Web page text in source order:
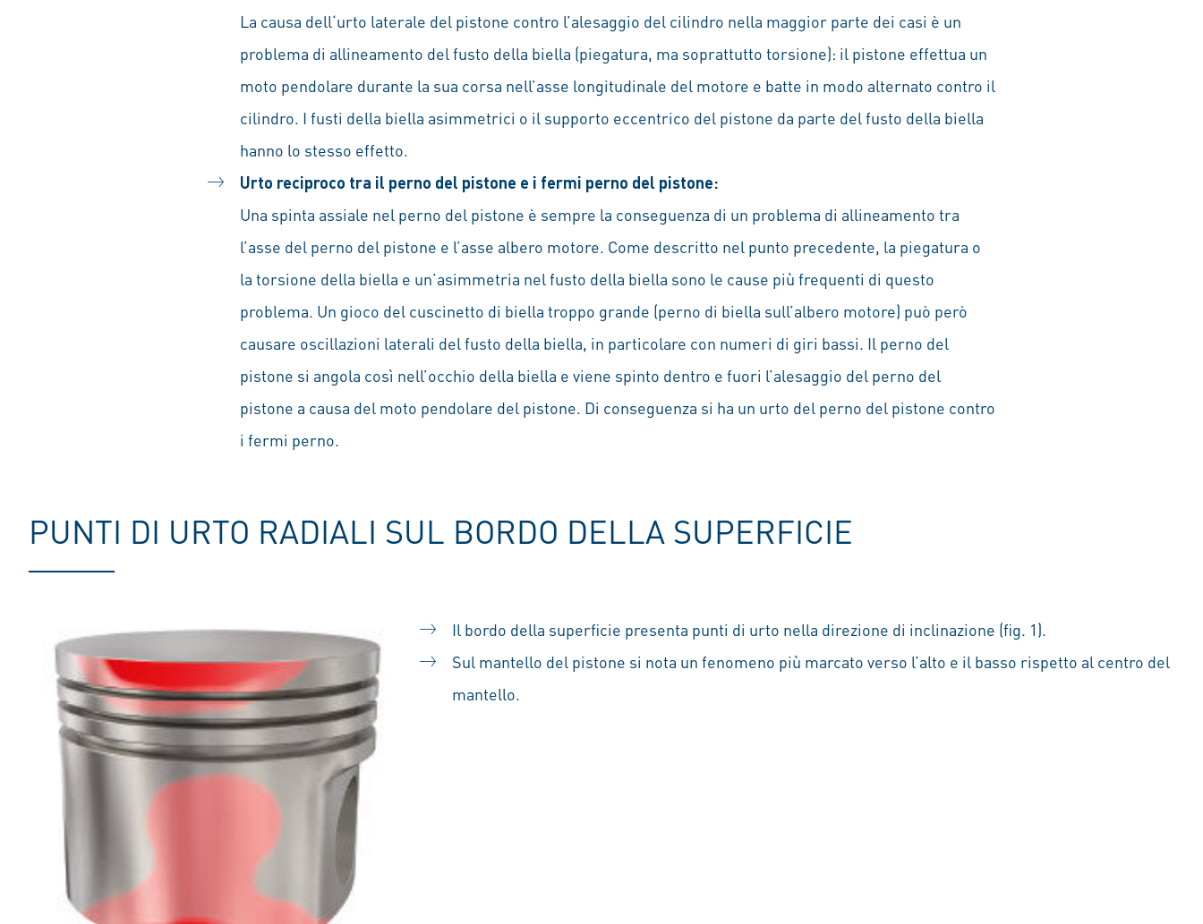
La causa dell‘urto laterale del pistone contro l’alesaggio del cilindro nella maggior parte dei casi è un
problema di allineamento del fusto della biella (piegatura, ma soprattutto torsione): il pistone effettua un
moto pendolare durante la sua corsa nell’asse longitudinale del motore e batte in modo alternato contro il
cilindro. I fusti della biella asimmetrici o il supporto eccentrico del pistone da parte del fusto della biella
hanno lo stesso effetto.
Urto reciproco tra il perno del pistone e i fermi perno del pistone:
Una spinta assiale nel perno del pistone è sempre la conseguenza di un problema di allineamento tra
l’asse del perno del pistone e l’asse albero motore. Come descritto nel punto precedente, la piegatura o
la torsione della biella e un’asimmetria nel fusto della biella sono le cause più frequenti di questo
problema. Un gioco del cuscinetto di biella troppo grande (perno di biella sull’albero motore) può però
causare oscillazioni laterali del fusto della biella, in particolare con numeri di giri bassi. Il perno del
pistone si angola così nell’occhio della biella e viene spinto dentro e fuori l’alesaggio del perno del
pistone a causa del moto pendolare del pistone. Di conseguenza si ha un urto del perno del pistone contro
i fermi perno.
PUNTI DI URTO RADIALI SUL BORDO DELLA SUPERFICIE
Il bordo della superficie presenta punti di urto nella direzione di inclinazione (fig. 1).
Sul mantello del pistone si nota un fenomeno più marcato verso l’alto e il basso rispetto al centro del
mantello.